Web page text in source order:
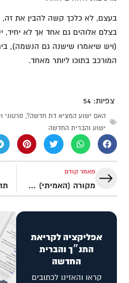
בעצם, לא כלכך קשה להבין את
בצלם אלוהים גם אחד אך לא יחיד,
(ויש שיאמרו שישנה גם הנשמה),
המורכב בתוכו ליותר מאחד.
צפיות: 54
האם ישוע המציא דת חדשה?, סרטוני
ישוע והברית החדשה
מאמר קודם
מקורה (האמיתי) של יהדות ההלכה הרבנית
אפליקציה לקריאת
התנ״ך והברית
החדשה
קראו והאזינו לכתובים